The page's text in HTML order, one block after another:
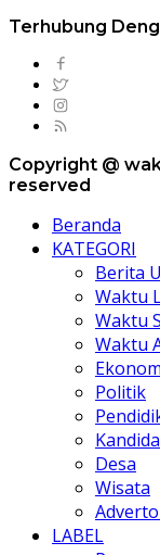
Terhubung
Copyright @
reserved
Beranda
KATEGORI
Berita
Waktu
Waktu
Waktu
Politik
Desa
Wisata
LABEL